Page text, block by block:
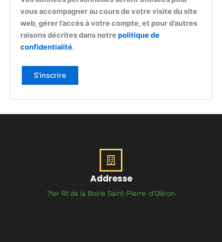
vous accompagner au cours de votre visite du site
web, gérer l’accès à votre compte, et pour d’autres
raisons décrites dans notre politique de
confidentialité.
S’inscrire
Addresse
7ter Rt de la Boirie Saint-Pierre-d'Oléron